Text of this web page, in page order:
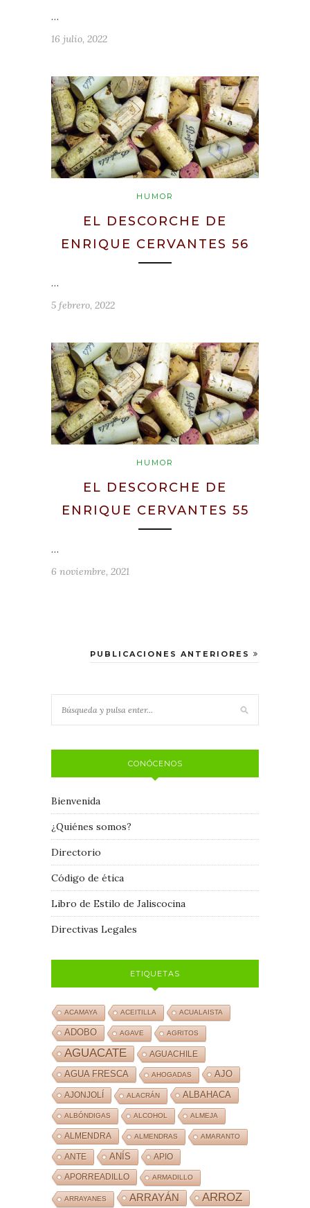
…
16 julio, 2022
HUMOR
EL DESCORCHE DE
ENRIQUE CERVANTES 56
…
5 febrero, 2022
HUMOR
EL DESCORCHE DE
ENRIQUE CERVANTES 55
…
6 noviembre, 2021
PUBLICACIONES ANTERIORES
CONÓCENOS
Bienvenida
¿Quiénes somos?
Directorio
Código de ética
Libro de Estilo de Jaliscocina
Directivas Legales
ETIQUETAS
ACAMAYA ACEITILLA ACUALAISTA
ADOBO AGAVE AGRITOS
AGUACATE AGUACHILE
AGUA FRESCA AHOGADAS AJO
AJONJOLÍ ALACRÁN ALBAHACA
ALBÓNDIGAS ALCOHOL ALMEJA
ALMENDRA ALMENDRAS AMARANTO
ANTE ANÍS APIO
APORREADILLO ARMADILLO
ARRAYANES ARRAYÁN ARROZ